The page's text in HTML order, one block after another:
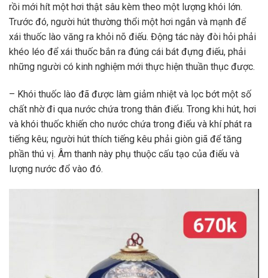
rồi mới hít một hơi thật sâu kèm theo một lượng khói lớn.
Trước đó, người hút thường thổi một hơi ngắn và mạnh để
xái thuốc lào văng ra khỏi nõ điếu. Động tác này đòi hỏi phải
khéo léo để xái thuốc bắn ra đúng cái bát đựng điếu, phải
những người có kinh nghiệm mới thực hiện thuần thục được.
– Khói thuốc lào đã được làm giảm nhiệt và lọc bớt một số
chất nhờ đi qua nước chứa trong thân điếu. Trong khi hút, hơi
và khói thuốc khiến cho nước chứa trong điếu và khí phát ra
tiếng kêu; người hút thích tiếng kêu phải giòn giã để tăng
phần thú vị. Âm thanh này phụ thuộc cấu tạo của điếu và
lượng nước đổ vào đó.